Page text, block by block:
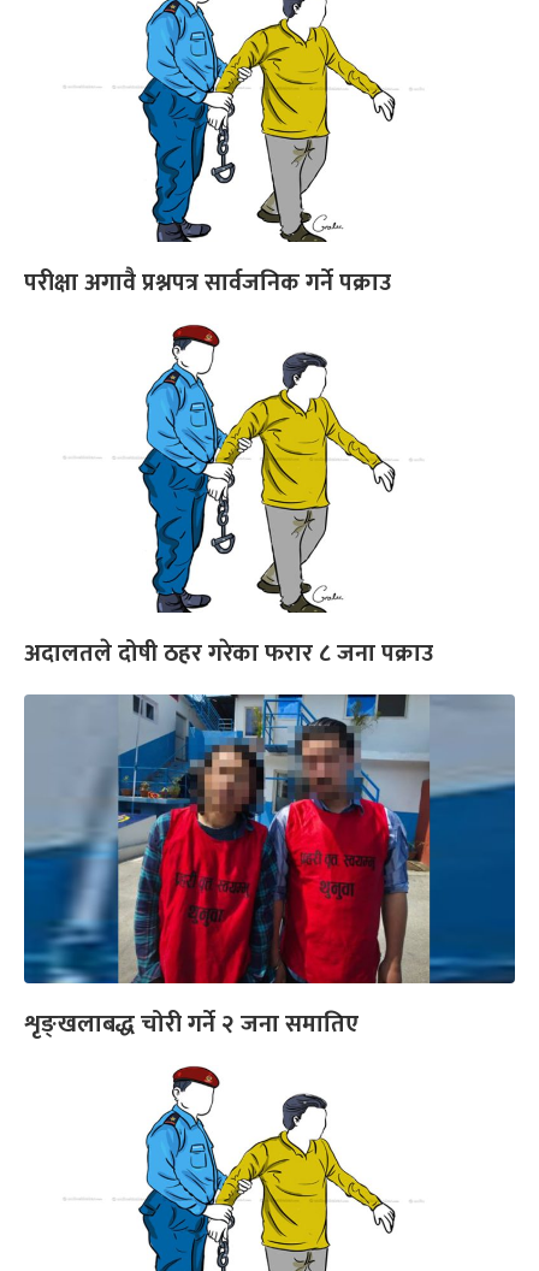
परीक्षा अगावै प्रश्नपत्र सार्वजनिक गर्ने पक्राउ
अदालतले दोषी ठहर गरेका फरार ८ जना पक्राउ
शृङ्‍खलाबद्ध चोरी गर्ने २ जना समातिए